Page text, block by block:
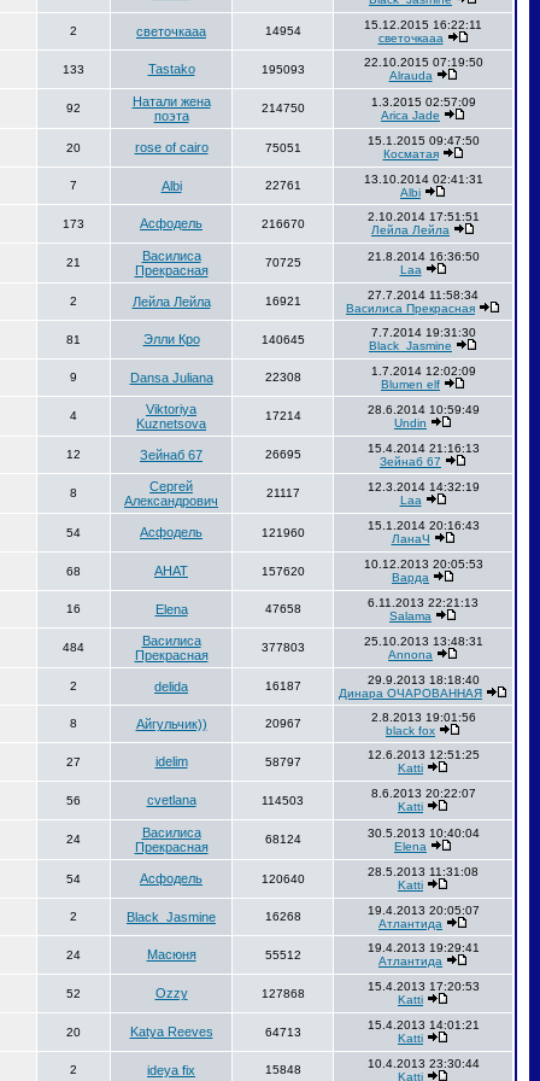
2 светочкааа 14954
15.12.2015 16:22:11
светочкааа
133 Tastako 195093
22.10.2015 07:19:50
Alrauda
92
Натали жена
поэта
214750
1.3.2015 02:57:09
Arica Jade
20 rose of cairo 75051
15.1.2015 09:47:50
Косматая
7 Albi 22761
13.10.2014 02:41:31
Albi
173 Асфодель 216670
2.10.2014 17:51:51
Лейла Лейла
21
Василиса
Прекрасная
70725
21.8.2014 16:36:50
Laa
2 Лейла Лейла 16921
27.7.2014 11:58:34
Василиса Прекрасная
81 Элли Кро 140645
7.7.2014 19:31:30
Black_Jasmine
9 Dansa Juliana 22308
1.7.2014 12:02:09
Blumen elf
4
Viktoriya
Kuznetsova
17214
28.6.2014 10:59:49
Undin
12 Зейнаб 67 26695
15.4.2014 21:16:13
Зейнаб 67
8
Сергей
Александрович
21117
12.3.2014 14:32:19
Laa
54 Асфодель 121960
15.1.2014 20:16:43
ЛанаЧ
68 АНАТ 157620
10.12.2013 20:05:53
Варда
16 Elena 47658
6.11.2013 22:21:13
Salama
484
Василиса
Прекрасная
377803
25.10.2013 13:48:31
Annona
2 delida 16187
29.9.2013 18:18:40
Динара ОЧАРОВАННАЯ
8 Айгульчик)) 20967
2.8.2013 19:01:56
black fox
27 idelim 58797
12.6.2013 12:51:25
Katti
56 cvetlana 114503
8.6.2013 20:22:07
Katti
24
Василиса
Прекрасная
68124
30.5.2013 10:40:04
Elena
54 Асфодель 120640
28.5.2013 11:31:08
Katti
2 Black_Jasmine 16268
19.4.2013 20:05:07
Атлантида
24 Масюня 55512
19.4.2013 19:29:41
Атлантида
52 Ozzy 127868
15.4.2013 17:20:53
Katti
20 Katya Reeves 64713
15.4.2013 14:01:21
Katti
2 ideya fix 15848
10.4.2013 23:30:44
Katti